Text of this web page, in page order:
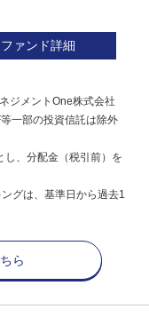
ファンド詳細
ジメントOne株式会社
一部の投資信託は除外
、分配金（税引前）を
グは、基準日から過去1
ら